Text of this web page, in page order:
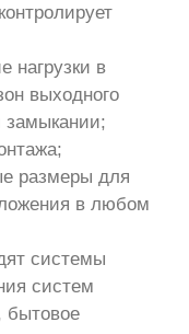
нагрузки в
выходного
замыкании;
размеры для
в любом
системы
систем
бытовое